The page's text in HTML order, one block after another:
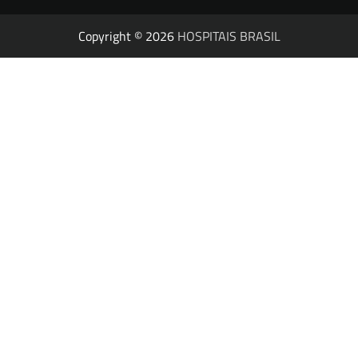
Copyright © 2026 HOSPITAIS BRASIL